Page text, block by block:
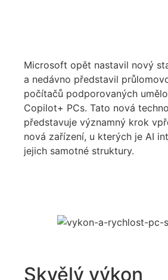
Microsoft opět nastavil nový
a nedávno představil
počítačů podporovaných
Copilot+ PCs. Tato nová
představuje významný krok
nová zařízení, u kterých je AI
jejich samotné struktury.
Skvělý výkon